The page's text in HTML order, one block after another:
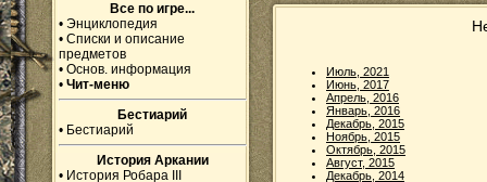
Все по игре...
• Энциклопедия
• Списки и описание
предметов
• Основ. информация
• Чит-меню
Бестиарий
• Бестиарий
История Аркании
• История Робара III
Июль, 2021
Июнь, 2017
Апрель, 2016
Январь, 2016
Декабрь, 2015
Ноябрь, 2015
Октябрь, 2015
Август, 2015
Декабрь, 2014